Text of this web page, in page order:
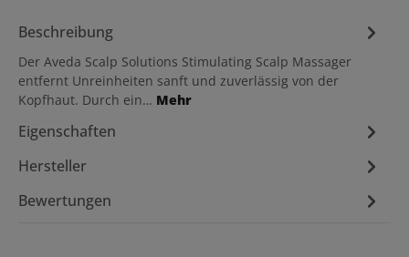
Beschreibung
Der Aveda Scalp Solutions Stimulating Scalp Massager
entfernt Unreinheiten sanft und zuverlässig von der
Kopfhaut. Durch ein… Mehr
Eigenschaften
Hersteller
Bewertungen